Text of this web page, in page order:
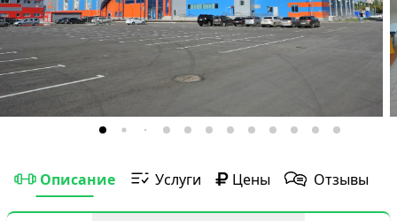
Описание Услуги Цены Отзывы